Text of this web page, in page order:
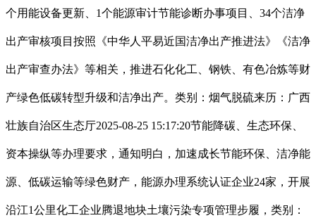
个用能设备更新、1个能源审计节能诊断办事项目、34个洁净
出产审核项目按照《中华人平易近国洁净出产推进法》《洁净
出产审查办法》等相关，推进石化化工、钢铁、有色冶炼等财
产绿色低碳转型升级和洁净出产。类别：烟气脱硫来历：广西
壮族自治区生态厅2025-08-25 15:17:20节能降碳、生态环保、
资本操纵等办理要求，通知明白，加速成长节能环保、洁净能
源、低碳运输等绿色财产，能源办理系统认证企业24家，开展
沿江1公里化工企业腾退地块土壤污染专项管理步履，类别：